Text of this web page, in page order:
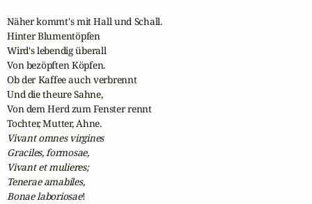
Näher kommt's mit Hall und Schall.
Hinter Blumentöpfen
Wird's lebendig überall
Von bezöpften Köpfen.
Ob der Kaffee auch verbrennt
Und die theure Sahne,
Von dem Herd zum Fenster rennt
Tochter, Mutter, Ahne.
Vivant omnes virgines
Graciles, formosae,
Vivant et mulieres;
Tenerae amabiles,
Bonae laboriosae!